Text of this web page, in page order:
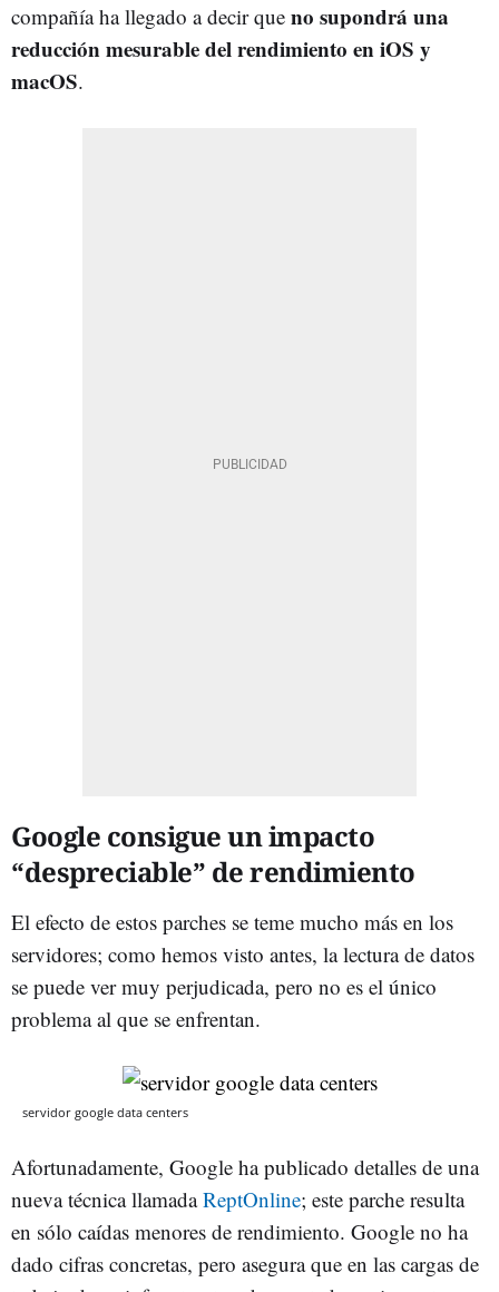
compañía ha llegado a decir que no supondrá una
reducción mesurable del rendimiento en iOS y
macOS.
Google consigue un impacto
“despreciable” de rendimiento
El efecto de estos parches se teme mucho más en los
servidores; como hemos visto antes, la lectura de datos
se puede ver muy perjudicada, pero no es el único
problema al que se enfrentan.
servidor google data centers
Afortunadamente, Google ha publicado detalles de una
nueva técnica llamadaReptOnline; este parche resulta
en sólo caídas menores de rendimiento. Google no ha
dado cifras concretas, pero asegura que en las cargas de